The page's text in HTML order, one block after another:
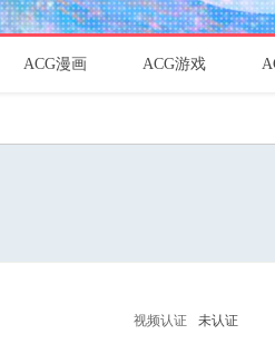
ACG漫画 ACG游戏
视频认证 未认证